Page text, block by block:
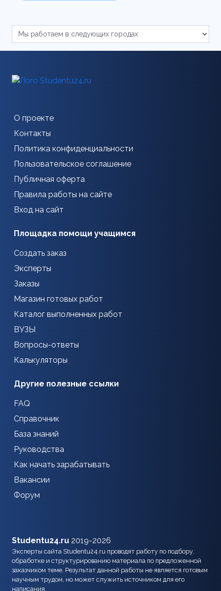
О проекте
Контакты
Политика конфиденциальности
Пользовательское соглашение
Публичная оферта
Правила работы на сайте
Вход на сайт
Площадка помощи учащимся
Создать заказ
Эксперты
Заказы
Магазин готовых работ
Каталог выполненных работ
ВУЗЫ
Вопросы-ответы
Калькуляторы
Другие полезные ссылки
FAQ
Справочник
База знаний
Руководства
Как начать зарабатывать
Вакансии
Форум
Studentu24.ru 2019-2026
Эксперты сайта Studentu24.ru проводят работу по подбору,
обработке и структурированию материала по предложенной
заказчиком теме. Результат данной работы не является готовым
научным трудом, но может служить источником для его
написания.